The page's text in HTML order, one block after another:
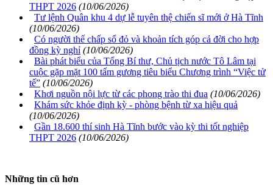
THPT 2026 (10/06/2026)
Tư lệnh Quân khu 4 dự lễ tuyên thệ chiến sĩ mới ở Hà Tĩnh
(10/06/2026)
Có người thế chấp sổ đỏ và khoản tích góp cả đời cho hợp
đồng kỳ nghỉ (10/06/2026)
Bài phát biểu của Tổng Bí thư, Chủ tịch nước Tô Lâm tại
cuộc gặp mặt 100 tấm gương tiêu biểu Chương trình “Việc tử
tế” (10/06/2026)
Khơi nguồn nội lực từ các phong trào thi đua (10/06/2026)
Khám sức khỏe định kỳ - phòng bệnh từ xa hiệu quả
(10/06/2026)
Gần 18.600 thí sinh Hà Tĩnh bước vào kỳ thi tốt nghiệp
THPT 2026 (10/06/2026)
Những tin cũ hơn